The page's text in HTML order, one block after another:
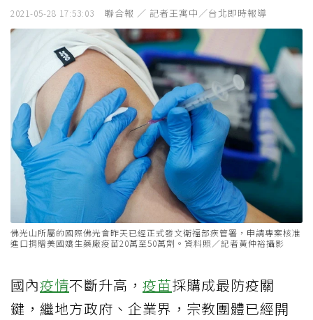
2021-05-28 17:53:03 聯合報 ／ 記者王寓中／台北即時報導
佛光山所屬的國際佛光會昨天已經正式發文衛福部疾管署，申請專案核准
進口捐贈美國嬌生藥廠疫苗20萬至50萬劑。資料照／記者黃仲裕攝影
國內疫情不斷升高， 疫苗採購成最防疫關
鍵，繼地方政府、企業界，宗教團體已經開